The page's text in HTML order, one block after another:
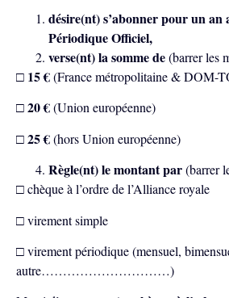
désire(nt) s’abonner pour un an
Périodique Officiel,
verse(nt) la somme de(barrer les
□ 15 €(France métropolitaine & DOM-
□20 €(Union européenne)
□25 €(hors Union européenne)
Règle(nt) le montant par(barrer
□ chèque à l’ordre de l’Alliance royale
□ virement simple
□ virement périodique (mensuel,
autre…………………………)